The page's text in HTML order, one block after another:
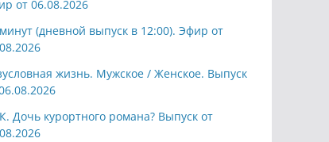
от 06.08.2026
(дневной выпуск в 12:00). Эфир от
жизнь. Мужское / Женское. Выпуск
Дочь курортного романа? Выпуск от